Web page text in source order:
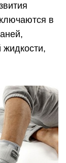
в
жидкости,